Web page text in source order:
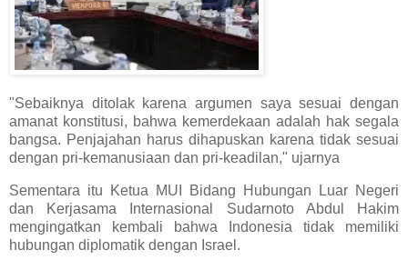
"Sebaiknya ditolak karena argumen saya sesuai dengan
amanat konstitusi, bahwa kemerdekaan adalah hak segala
bangsa. Penjajahan harus dihapuskan karena tidak sesuai
dengan pri-kemanusiaan dan pri-keadilan," ujarnya
Sementara itu Ketua MUI Bidang Hubungan Luar Negeri
dan Kerjasama Internasional Sudarnoto Abdul Hakim
mengingatkan kembali bahwa Indonesia tidak memiliki
hubungan diplomatik dengan Israel.